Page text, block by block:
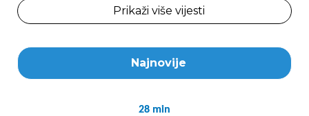
Prikaži više vijesti
Najnovije
28 min